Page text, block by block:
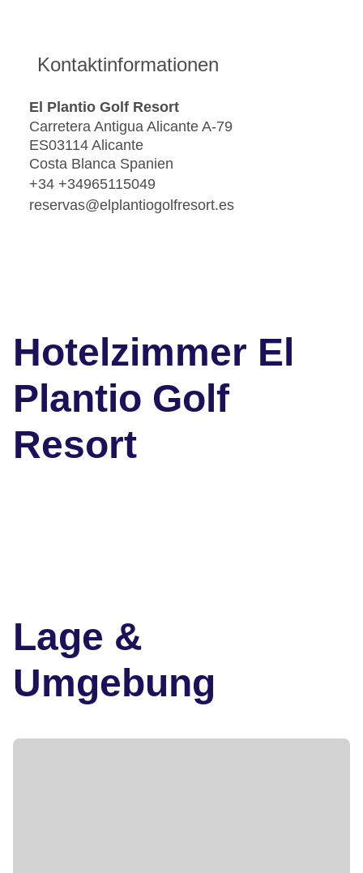
Kontaktinformationen
El Plantio Golf Resort
Carretera Antigua Alicante A-79
ES03114 Alicante
Costa Blanca Spanien
+34 +34965115049
reservas@elplantiogolfresort.es
Hotelzimmer El
Plantio Golf
Resort
Lage &
Umgebung